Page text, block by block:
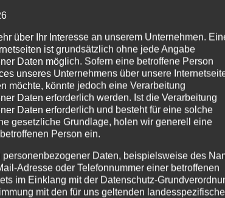
über Ihr Interesse an unserem Unternehmen.
ist grundsätzlich ohne jede Angabe
Daten möglich. Sofern eine betroffene Person
unseres Unternehmens über unsere
möchte, könnte jedoch eine Verarbeitung
Daten erforderlich werden. Ist die Verarbeitung
Daten erforderlich und besteht für eine solche
gesetzliche Grundlage, holen wir generell eine
Person ein.
personenbezogener Daten, beispielsweise des
Adresse oder Telefonnummer einer betroffenen
im Einklang mit der Datenschutz-
mit den für uns geltenden